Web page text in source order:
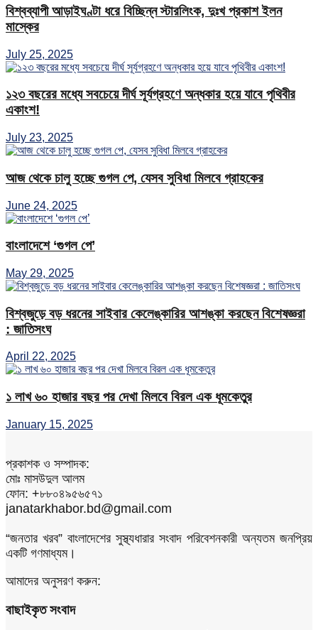
বিশ্বব্যাপী আড়াইঘণ্টা ধরে বিচ্ছিন্ন স্টারলিংক, দুঃখ প্রকাশ ইলন
মাস্কের
July 25, 2025
১২৩ বছরের মধ্যে সবচেয়ে দীর্ঘ সূর্যগ্রহণে অন্ধকার হয়ে যাবে পৃথিবীর
একাংশ!
July 23, 2025
আজ থেকে চালু হচ্ছে গুগল পে, যেসব সুবিধা মিলবে গ্রাহকের
June 24, 2025
বাংলাদেশে ‘গুগল পে’
May 29, 2025
বিশ্বজুড়ে বড় ধরনের সাইবার কেলেঙ্কারির আশঙ্কা করছেন বিশেষজ্ঞরা
: জাতিসংঘ
April 22, 2025
১ লাখ ৬০ হাজার বছর পর দেখা মিলবে বিরল এক ধূমকেতুর
January 15, 2025
প্রকাশক ও সম্পাদক:
মোঃ মাসউদুল আলম
ফোন: +৮৮০৪৯৫৬৫৭১
janatarkhabor.bd@gmail.com
“জনতার খরব” বাংলাদেশের সুস্থ্যধারার সংবাদ পরিবেশনকারী অন্যতম জনপ্রিয়
একটি গণমাধ্যম।
আমাদের অনুসরণ করুন:
বাছাইকৃত সংবাদ